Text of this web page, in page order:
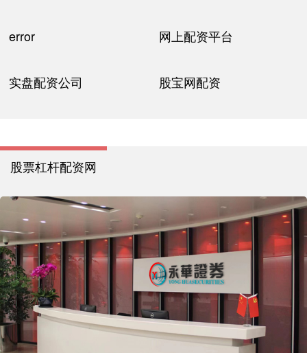
error 网上配资平台
实盘配资公司 股宝网配资
股票杠杆配资网